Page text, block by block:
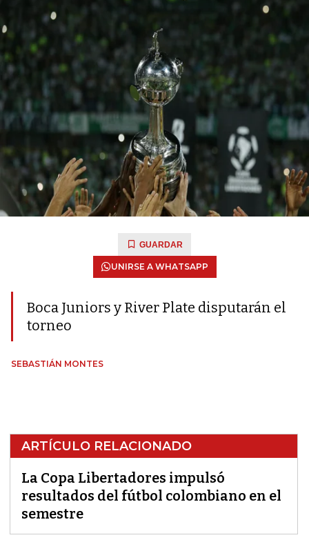
GUARDAR
UNIRSE A WHATSAPP
Boca Juniors y River Plate disputarán el
torneo
SEBASTIÁN MONTES
ARTÍCULO RELACIONADO
La Copa Libertadores impulsó
resultados del fútbol colombiano en el
semestre